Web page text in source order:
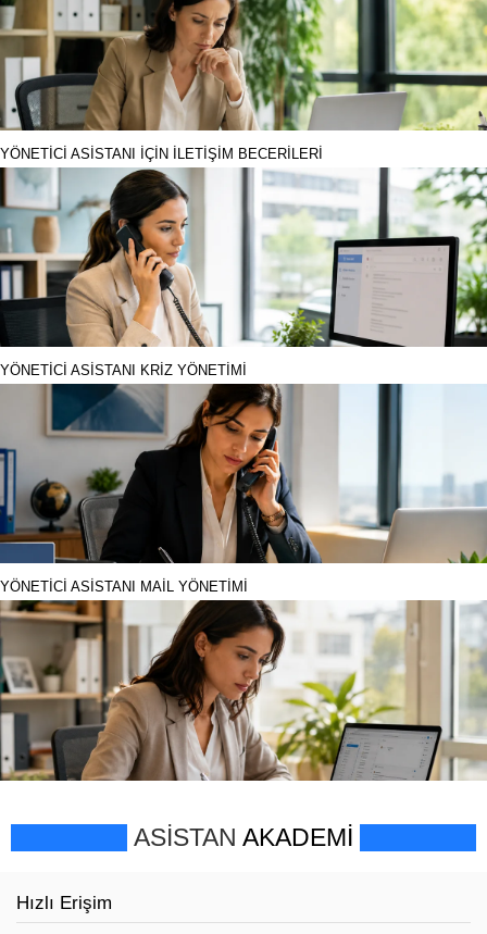
YÖNETİCİ ASİSTANI İÇİN İLETİŞİM BECERİLERİ
YÖNETİCİ ASİSTANI KRİZ YÖNETİMİ
YÖNETİCİ ASİSTANI MAİL YÖNETİMİ
ASİSTAN AKADEMİ
Hızlı Erişim